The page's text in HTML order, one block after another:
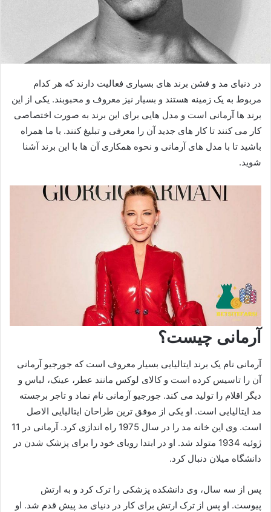
در دنیای مد و فشن برند های بسیاری فعالیت دارند که هر کدام
مربوط به یک زمینه هستند و بسیار نیز معروف و محبوبند. یکی از این
برند ها آرمانی است و مدل هایی برای این برند به صورت اختصاصی
کار می کنند تا کار های جدید آن را معرفی و تبلیغ کنند. با ما همراه
باشید تا با مدل های آرمانی و نحوه همکاری آن ها با این برند آشنا
شوید.
آرمانی چیست؟
آرمانی نام یک برند ایتالیایی بسیار معروف است که جورجیو آرمانی
آن را تاسیس کرده است و کالای لوکس مانند عطر، عینک، لباس و
دیگر اقلام را تولید می کند. جورجیو آرمانی نام نماد و تاجر برجسته
مد ایتالیایی است. او یکی از موفق ترین طراحان ایتالیایی الاصل
است. وی این خانه مد را در سال 1975 راه اندازی کرد. آرمانی در 11
ژوئیه 1934 متولد شد. او در ابتدا رویای خود را برای پزشک شدن در
دانشگاه میلان دنبال کرد.
پس از سه سال، وی دانشکده پزشکی را ترک کرد و به ارتش
پیوست. او پس از ترک ارتش برای کار در دنیای مد پیش قدم شد. او